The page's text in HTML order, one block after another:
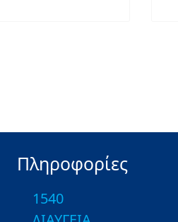
Πληροφορίες
1540